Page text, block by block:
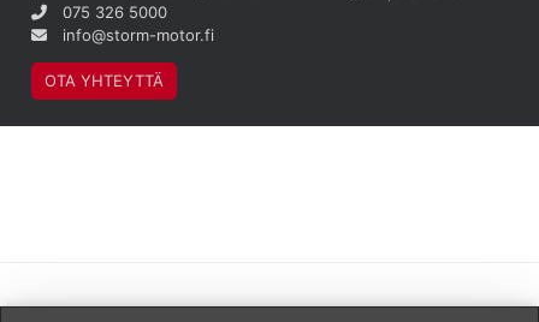
075 326 5000
info@storm-motor.fi
OTA YHTEYTTÄ